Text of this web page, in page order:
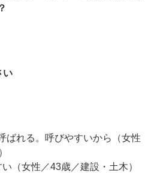
い
ばれる。呼びやすいから（女性
（女性／43歳／建設・土木）